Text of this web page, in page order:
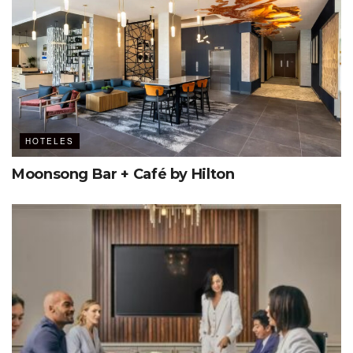
5 Breakouts
50 m2c/u
Juntos tienen capacidad hasta para 250
personas en montaje teatro (250 m2)
HOTELES
Moonsong Bar + Café by Hilton